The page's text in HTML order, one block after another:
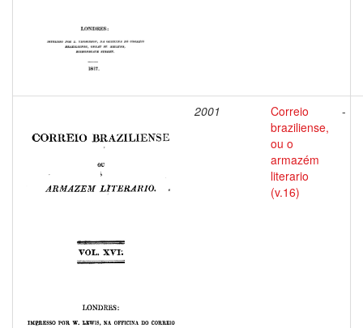
2001
Correio
braziliense,
ou o
armazém
literario
(v.16)
-